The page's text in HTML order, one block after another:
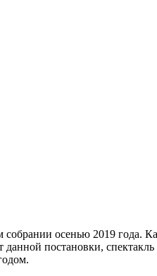
собрании осенью 2019
постановки,